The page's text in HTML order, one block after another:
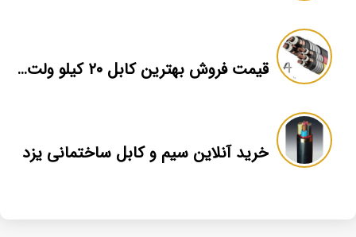
قیمت فروش بهترین کابل ۲۰ کیلو ولت آرموردار
خرید آنلاین سیم و کابل ساختمانی یزد